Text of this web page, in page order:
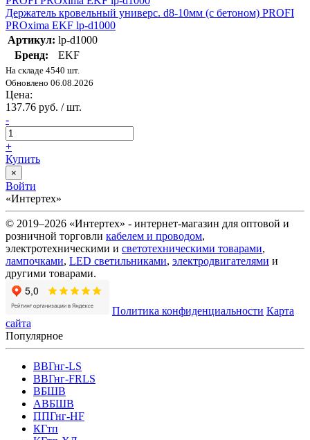
Держатель кровельный универс. d8-10мм (с бетоном) PROFI
PROxima EKF lp-d1000
Артикул: lp-d1000
Бренд:
EKF
На складе 4540 шт.
Обновлено 06.08.2026
Цена:
137.76 руб. / шт.
-
+
Купить
×
Войти
«Интертех»
© 2019–2026 «Интертех» - интернет-магазин для оптовой и
розничной торговли кабелем и проводом,
электротехническими и светотехническими товарами,
лампочками, LED светильниками, электродвигателями и
другими товарами.
Политика конфиденциальности Карта
сайта
Популярное
ВВГнг-LS
ВВГнг-FRLS
ВБШВ
АВБШВ
ППГнг-HF
КГтп